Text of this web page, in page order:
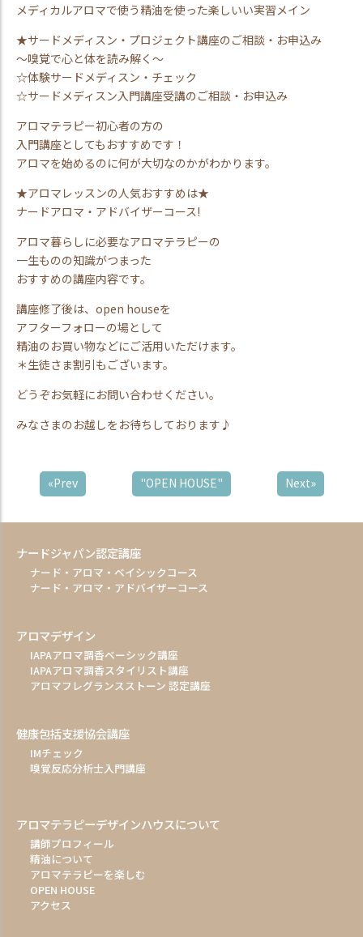
メディカルアロマで使う精油を使った楽しいい実習メイン
★サードメディスン・プロジェクト講座のご相談・お申込み
～嗅覚で心と体を読み解く～
☆体験サードメディスン・チェック
☆サードメディスン入門講座受講のご相談・お申込み
アロマテラピー初心者の方の
入門講座としてもおすすめです！
アロマを始めるのに何が大切なのかがわかります。
★アロマレッスンの人気おすすめは★
ナードアロマ・アドバイザーコース!
アロマ暮らしに必要なアロマテラピーの
一生ものの知識がつまった
おすすめの講座内容です。
講座修了後は、open houseを
アフターフォローの場として
精油のお買い物などにご活用いただけます。
＊生徒さま割引もございます。
どうぞお気軽にお問い合わせください。
みなさまのお越しをお待ちしております♪
«Prev "OPEN HOUSE" Next»
ナードジャパン認定講座
ナード・アロマ・ベイシックコース
ナード・アロマ・アドバイザーコース
アロマデザイン
IAPAアロマ調香ベーシック講座
IAPAアロマ調香スタイリスト講座
アロマフレグランスストーン 認定講座
健康包括支援協会講座
IMチェック
嗅覚反応分析士入門講座
アロマテラピーデザインハウスについて
講師プロフィール
精油について
アロマテラピーを楽しむ
OPEN HOUSE
アクセス